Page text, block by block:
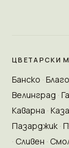
ЦВЕТАРСКИ
Банско
Велинград
Каварна
Пазарджик
Сливен